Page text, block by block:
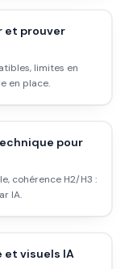
et prouver
limites en
en place.
pour
cohérence H2/H3 :
IA.
et visuels IA